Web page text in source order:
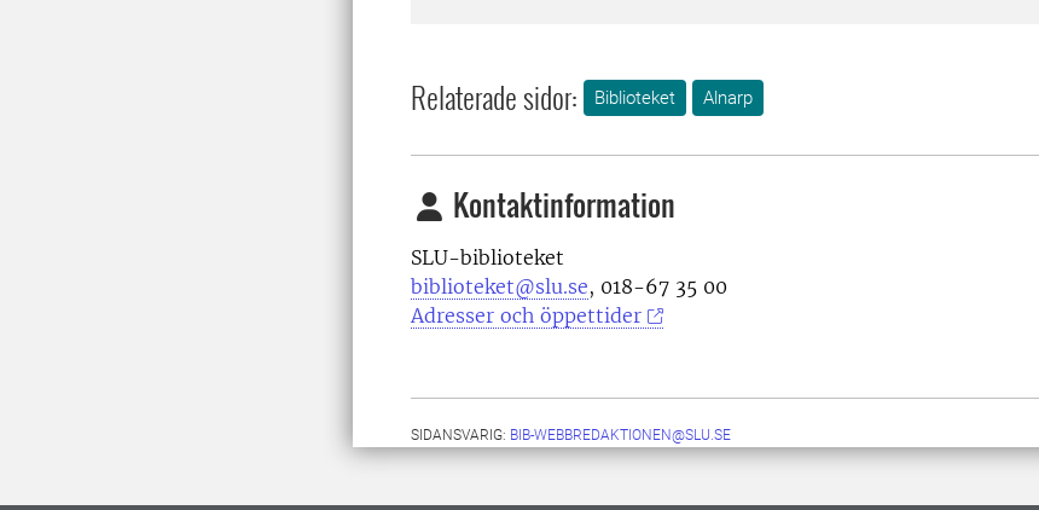
Relaterade sidor: Biblioteket Alnarp
Kontaktinformation
SLU-biblioteket
biblioteket@slu.se, 018-67 35 00
Adresser och öppettider
SIDANSVARIG: BIB-WEBBREDAKTIONEN@SLU.SE